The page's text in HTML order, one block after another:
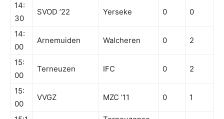
14:
30
SVOD ’22 Yerseke 0 0
14:
00
Arnemuiden Walcheren 0 2
15:
00
Terneuzen IFC 0 2
15:
00
VVGZ MZC ’11 0 1